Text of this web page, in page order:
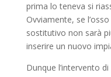
prima lo teneva si
Ovviamente, se
sostitutivo non sarà
inserire un nuovo
Dunque l’intervento di